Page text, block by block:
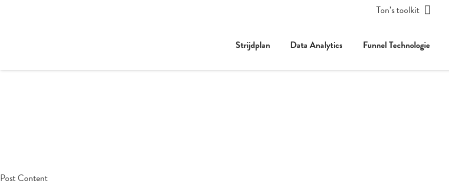
Ton’s toolkit
Strijdplan Data Analytics Funnel Technologie
Post Content